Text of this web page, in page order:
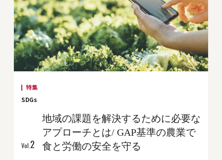
特集
SDGs
Vol.2
地域の課題を解決するために必要な
アプローチとは/ GAP基準の農業で
食と労働の安全を守る